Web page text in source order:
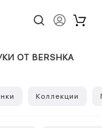
ОТ BERSHKA
Коллекции